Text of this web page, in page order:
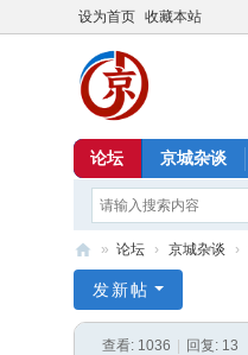
设为首页 收藏本站
论坛 京城杂谈
京
» 论坛 › 京城杂谈 ›
发新帖
查看: 1036 回复: 13